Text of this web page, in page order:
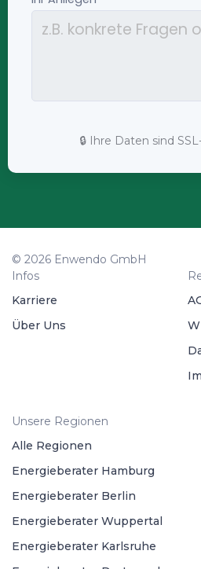
🔒 Ihre Daten sind
© 2026 Enwendo GmbH
Infos
Karriere
Über Uns
Unsere Regionen
Alle Regionen
Energieberater Hamburg
Energieberater Berlin
Energieberater Wuppertal
Energieberater Karlsruhe